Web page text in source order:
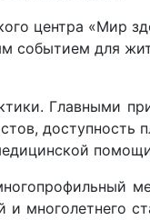
центра «Мир
событием для
Главными
доступность
и многолетнего